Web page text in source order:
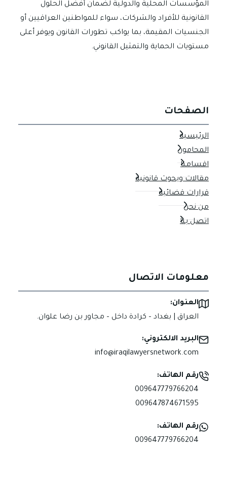
المؤسسات المحلية والدولية لضمان أفضل الحلول
القانونية للأفراد والشركات، سواء للمواطنين العراقيين أو
الجنسيات المقيمة، بما يواكب تطورات القانون ويوفر أعلى
مستويات الحماية والتمثيل القانوني.
الصفحات
الرئيسية
المحامون
اقسامنا
مقالات وبحوث قانونية
قرارات قضائية
من نحن
اتصل بنا
معلومات الاتصال
العنوان:
العراق | بغداد – كرادة داخل – مجاور بن رضا علوان.
البريد الالكتروني:
info@iraqilawyersnetwork.com
رقم الهاتف:
009647779766204
009647874671595
رقم الهاتف:
009647779766204